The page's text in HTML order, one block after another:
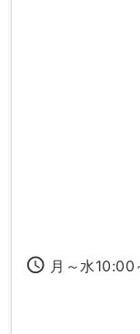
access_time 月～水